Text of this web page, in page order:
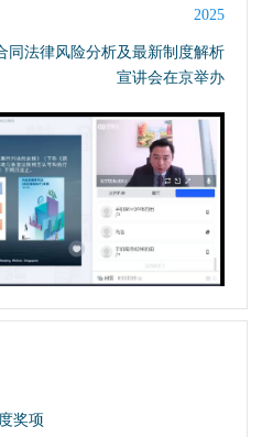
2025
同法律风险分析及最新制度解析
宣讲会在京举办
奖项